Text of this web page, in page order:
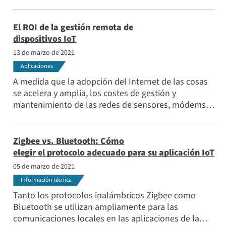
ejemplos de cómo los dispositivos envían y reciben
datos.
El ROI de la gestión remota de
dispositivos IoT
13 de marzo de 2021
Aplicaciones
A medida que la adopción del Internet de las cosas
se acelera y amplía, los costes de gestión y
mantenimiento de las redes de sensores, módems y
que ofrezca un "panel único" para supervisar,
gestionar, solucionar problemas y actualizar esos
dispositivos.
Zigbee vs. Bluetooth: Cómo
elegir el protocolo adecuado para su aplicación IoT
05 de marzo de 2021
Información técnica
Tanto los protocolos inalámbricos Zigbee como
Bluetooth se utilizan ampliamente para las
comunicaciones locales en las aplicaciones de la